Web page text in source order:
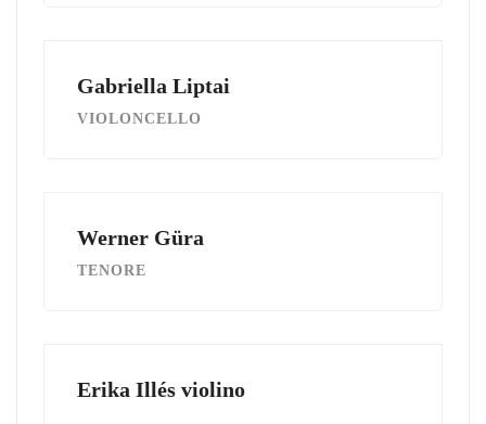
Gabriella Liptai
VIOLONCELLO
Werner Güra
TENORE
Erika Illés violino